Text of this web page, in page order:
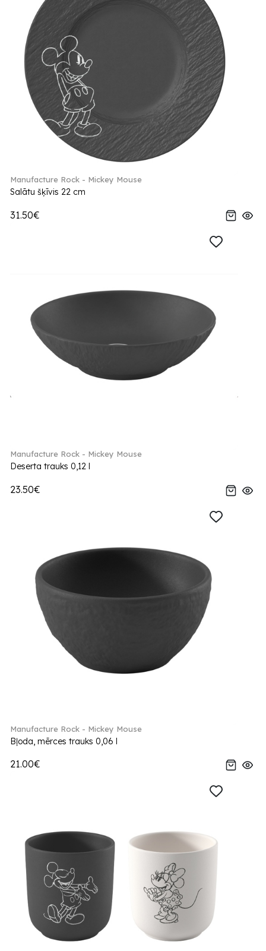
Manufacture Rock - Mickey Mouse
Salātu šķīvis 22 cm
31.50€
Manufacture Rock - Mickey Mouse
Deserta trauks 0,12 l
23.50€
Manufacture Rock - Mickey Mouse
Bļoda, mērces trauks 0,06 l
21.00€